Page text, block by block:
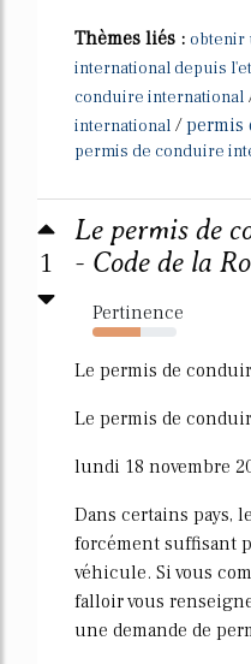
Thèmes liés : obtenir
international depuis
conduire international
international /permis
permis de conduire
1
Le permis de
- Code de la
Pertinence
57%
Le permis de
Le permis de
lundi 18 novembre
Dans certains pays,
forcément suffisant
véhicule. Si vous
falloir vous
une demande de